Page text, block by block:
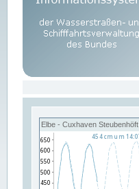
Elbe - Cuxhaven Steubenhöft